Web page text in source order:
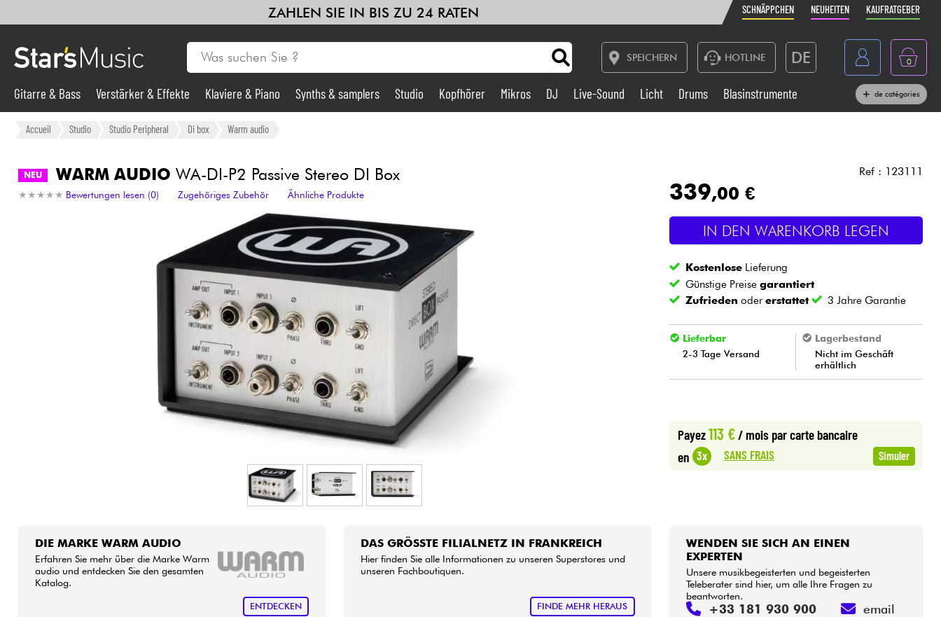
ZAHLEN SIE IN BIS ZU 24 RATEN SCHNÄPPCHEN NEUHEITEN KAUFRATGEBER
SPEICHERN HOTLINE DE
Belgique
Nederland
0
Gitarre & Bass
Synths & samplers Studio
Live-Sound
Drums Blasinstrumente
Kinder Kabel & Zubehöre
Sehen Sie sich unsere Marken an
Gitarre & Bass Verstärker & Effekte Klaviere & Piano Synths & samplers Studio Kopfhörer Mikros DJ Live-Sound Licht Drums Blasinstrumente de catégories
Accueil Studio Studio Peripheral Di box Warm audio
NEU WARM AUDIO WA-DI-P2 Passive Stereo DI Box
★ ★ ★ ★ ★
★ ★ ★ ★ ★ Bewertungen lesen (0) Zugehöriges Zubehör Ähnliche Produkte
Ref : 123111
339,00 €
IN DEN WARENKORB LEGEN
Kostenlose Lieferung
Günstige Preisegarantiert
Zufrieden odererstattet 3 Jahre Garantie
Lieferbar
2-3 Tage Versand
Lagerbestand
Nicht im Geschäft
erhältlich
Payez113 €/ mois par carte bancaire
en 3x SANS FRAIS Simuler
DIE MARKE WARM AUDIO
Erfahren Sie mehr über die Marke Warm
audio und entdecken Sie den gesamten
Katalog.
ENTDECKEN
DAS GRÖSSTE FILIALNETZ IN FRANKREICH
Hier finden Sie alle Informationen zu unseren Superstores und
unseren Fachboutiquen.
FINDE MEHR HERAUS
WENDEN SIE SICH AN EINEN
EXPERTEN
Unsere musikbegeisterten und begeisterten
Teleberater sind hier, um alle Ihre Fragen zu
beantworten.
+33 181 930 900 email